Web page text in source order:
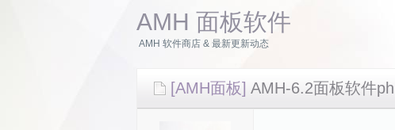
AMH 面板软件
AMH 软件商店 & 最新更新动态
[AMH面板] AMH-6.2面板软件